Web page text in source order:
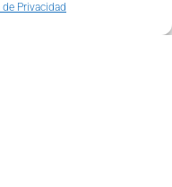
Privacidad